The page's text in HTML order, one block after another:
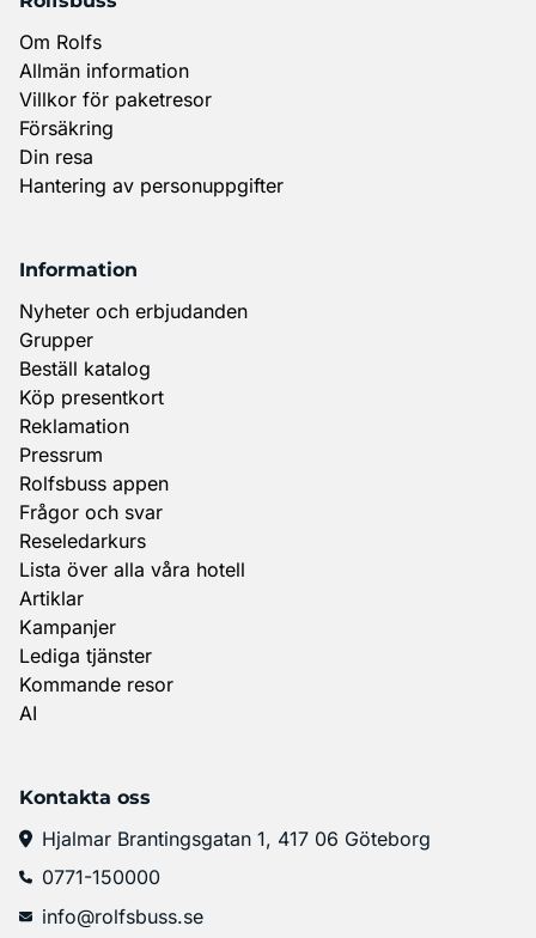
Om Rolfs
Allmän information
Villkor för paketresor
Försäkring
Din resa
Hantering av personuppgifter
Information
Nyheter och erbjudanden
Grupper
Beställ katalog
Köp presentkort
Reklamation
Pressrum
Rolfsbuss appen
Frågor och svar
Reseledarkurs
Lista över alla våra hotell
Artiklar
Kampanjer
Lediga tjänster
Kommande resor
AI
Kontakta oss
Hjalmar Brantingsgatan 1, 417 06 Göteborg
0771-150000
info@rolfsbuss.se